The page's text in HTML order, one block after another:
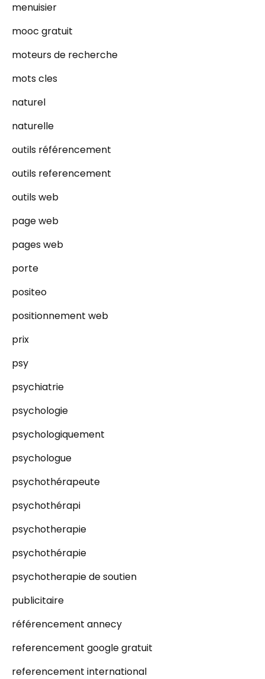
menuisier
mooc gratuit
moteurs de recherche
mots cles
naturel
naturelle
outils référencement
outils referencement
outils web
page web
pages web
porte
positeo
positionnement web
prix
psy
psychiatrie
psychologie
psychologiquement
psychologue
psychothérapeute
psychothérapi
psychotherapie
psychothérapie
psychotherapie de soutien
publicitaire
référencement annecy
referencement google gratuit
referencement international